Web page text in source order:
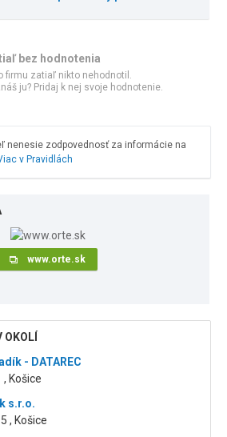
bez hodnotenia
firmu zatiaľ nikto nehodnotil.
ju? Pridaj k nej svoje hodnotenie.
nenesie zodpovednosť za informácie na
v Pravidlách
www.orte.sk
OKOLÍ
- DATAREC
Košice
s.r.o.
, Košice